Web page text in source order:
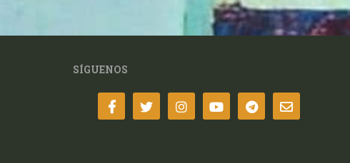
SÍGUENOS